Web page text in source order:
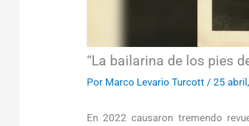
“La bailarina de los pies
Por Marco Levario Turcott / 25
En 2022 causaron tremendo